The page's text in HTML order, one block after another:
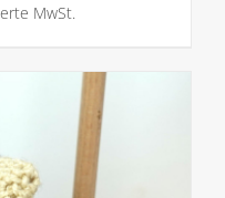
MwSt.